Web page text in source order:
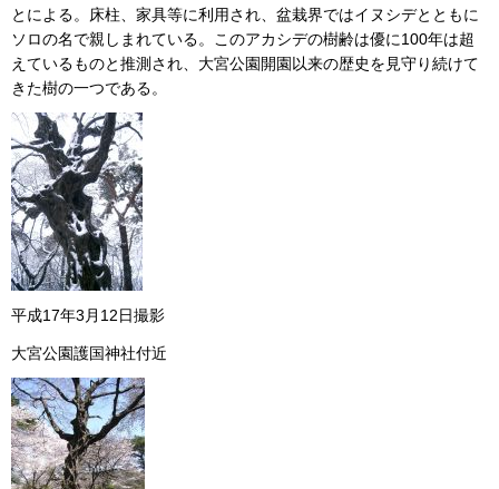
とによる。床柱、家具等に利用され、盆栽界ではイヌシデとともに
ソロの名で親しまれている。このアカシデの樹齢は優に100年は超
えているものと推測され、大宮公園開園以来の歴史を見守り続けて
きた樹の一つである。
平成17年3月12日撮影
大宮公園護国神社付近